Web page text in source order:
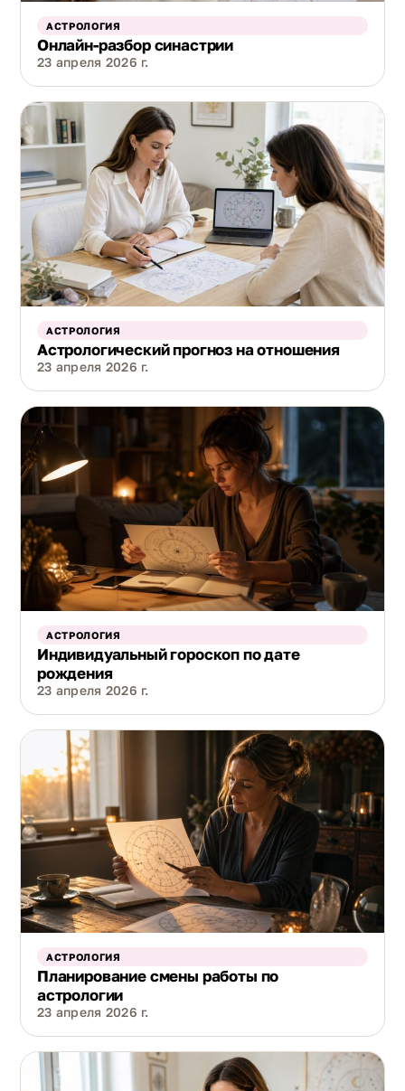
АСТРОЛОГИЯ
Онлайн-разбор синастрии
23 апреля 2026 г.
АСТРОЛОГИЯ
Астрологический прогноз на отношения
23 апреля 2026 г.
АСТРОЛОГИЯ
Индивидуальный гороскоп по дате
рождения
23 апреля 2026 г.
АСТРОЛОГИЯ
Планирование смены работы по
астрологии
23 апреля 2026 г.